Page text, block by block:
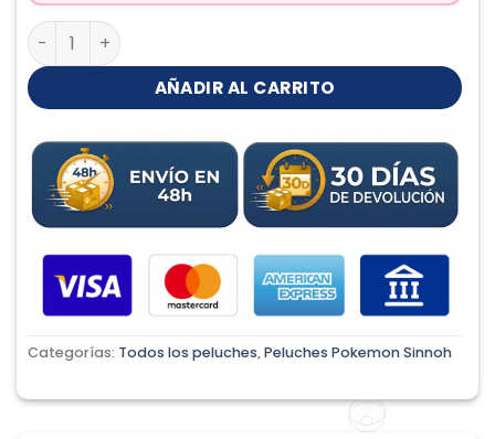
Mega Lucario Peluche cantidad
AÑADIR AL CARRITO
Categorías: Todos los peluches,Peluches Pokemon Sinnoh